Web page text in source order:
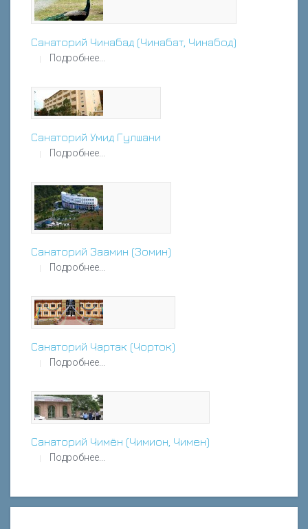
Санаторий Чинабад (Чинабат, Чинабод)
Подробнее...
Санаторий Умид Гулшани
Подробнее...
Санаторий Заамин (Зомин)
Подробнее...
Санаторий Чартак (Чорток)
Подробнее...
Санаторий Чимён (Чимион, Чимен)
Подробнее...